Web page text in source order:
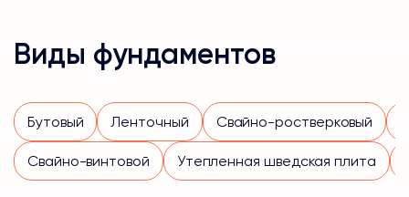
Виды фундаментов
Бутовый Ленточный Свайно-ростверковый
Свайно-винтовой Утепленная шведская плита